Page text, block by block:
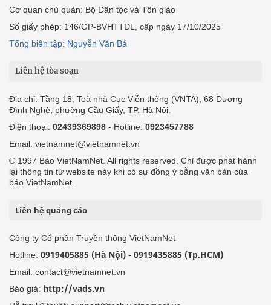
Cơ quan chủ quản: Bộ Dân tộc và Tôn giáo
Số giấy phép: 146/GP-BVHTTDL, cấp ngày 17/10/2025
Tổng biên tập: Nguyễn Văn Bá
Liên hệ tòa soạn
Địa chỉ: Tầng 18, Toà nhà Cục Viễn thông (VNTA), 68 Dương
Đình Nghệ, phường Cầu Giấy, TP. Hà Nội.
Điện thoại: 02439369898 - Hotline: 0923457788
Email: vietnamnet@vietnamnet.vn
© 1997 Báo VietNamNet. All rights reserved. Chỉ được phát hành
lại thông tin từ website này khi có sự đồng ý bằng văn bản của
báo VietNamNet.
Liên hệ quảng cáo
Công ty Cổ phần Truyền thông VietNamNet
Hotline: 0919405885 (Hà Nội) - 0919435885 (Tp.HCM)
Email: contact@vietnamnet.vn
Báo giá: http://vads.vn